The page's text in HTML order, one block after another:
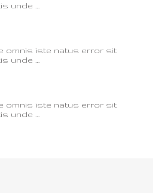
unde …
omnis iste natus error sit
unde …
omnis iste natus error sit
unde …